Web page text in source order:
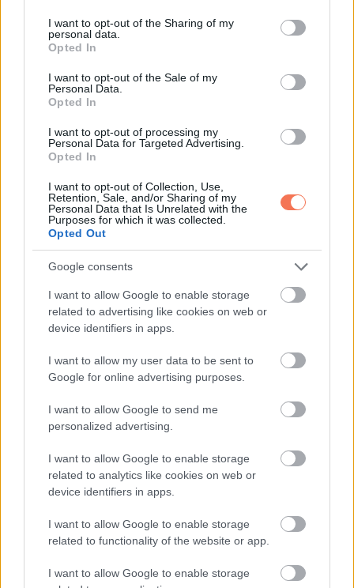
not limited to your visit or usage behaviour. You may click to
grant or deny consent to Google and its third-party tags to
use your data for below specified purposes in below Google
consent section.
I want to opt-out of the Sharing of my
personal data.
Opted In
I want to opt-out of the Sale of my
Personal Data.
Opted In
I want to opt-out of processing my
Personal Data for Targeted Advertising.
Opted In
I want to opt-out of Collection, Use,
Retention, Sale, and/or Sharing of my
Personal Data that Is Unrelated with the
Purposes for which it was collected.
Opted Out
Google consents
I want to allow Google to enable storage
related to advertising like cookies on web or
device identifiers in apps.
I want to allow my user data to be sent to
Google for online advertising purposes.
I want to allow Google to send me
personalized advertising.
I want to allow Google to enable storage
related to analytics like cookies on web or
device identifiers in apps.
I want to allow Google to enable storage
related to functionality of the website or app.
I want to allow Google to enable storage
Ha figyelsz a súlyodra, egészségesebben szeretnél
étkezni, vagy fontos számodra a vércukorszint kontrollja, a
elkerülni az étkezés utáni hirtelen vércukorszint-
emelkedést, és támogatják az anyagcserét.
Érdemes a brokkolit jó minőségű fehérjeforrásokkal együtt
fogyasztani, például csirkemellel, lazaccal vagy főtt tojással.
Egy párolt brokkolis saláta olívaolajjal és chia maggal
megszórva könnyű, mégis tápláló fogás lehet.
5. Támogathatja a
gyulladt, pattanásos bőr
megnyugtatását
hanem gyulladáscsökkentő hatása miatt is. Ez különösen jól
jöhet, ha a bőröd hajlamos a pattanásokra, kipirosodásra
vagy apróbb sérülésekre.
A gyulladás miatt lesznek a pattanások pirosak, duzzadtak,
fájdalmasak, és azért gyógyulnak sokszor lassan. Ha több
természetes gyulladáscsökkentő hatású ételt eszel, például
brokkolit, az belülről segíthet enyhíteni ezt a folyamatot. A